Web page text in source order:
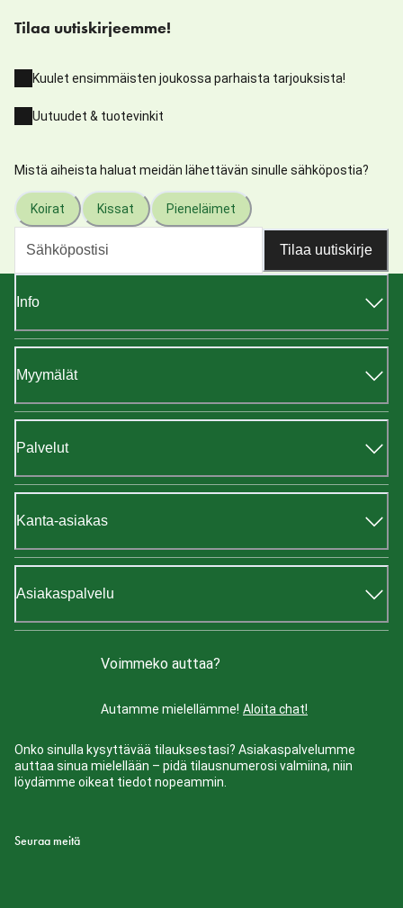
Tilaa uutiskirjeemme!
Kuulet ensimmäisten joukossa parhaista tarjouksista!
Uutuudet & tuotevinkit
Mistä aiheista haluat meidän lähettävän sinulle sähköpostia?
Koirat Kissat Pieneläimet
Tilaa uutiskirje
Info
Myymälät
Palvelut
Kanta-asiakas
Asiakaspalvelu
Voimmeko auttaa?
Autamme mielellämme! Aloita chat!
Onko sinulla kysyttävää tilauksestasi? Asiakaspalvelumme
auttaa sinua mielellään – pidä tilausnumerosi valmiina, niin
löydämme oikeat tiedot nopeammin.
Seuraa meitä